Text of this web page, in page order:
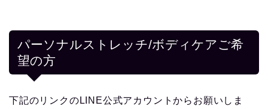
パーソナルストレッチ/ボディケアご希
望の方
下記のリンクのLINE公式アカウントからお願いしま